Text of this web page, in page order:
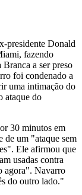
presidente Donald
fazendo
a ser preso
foi condenado a
uma intimação do
ataque do
30 minutos em
de um "ataque sem
Ele afirmou que
usadas contra
agora". Navarro
do outro lado."